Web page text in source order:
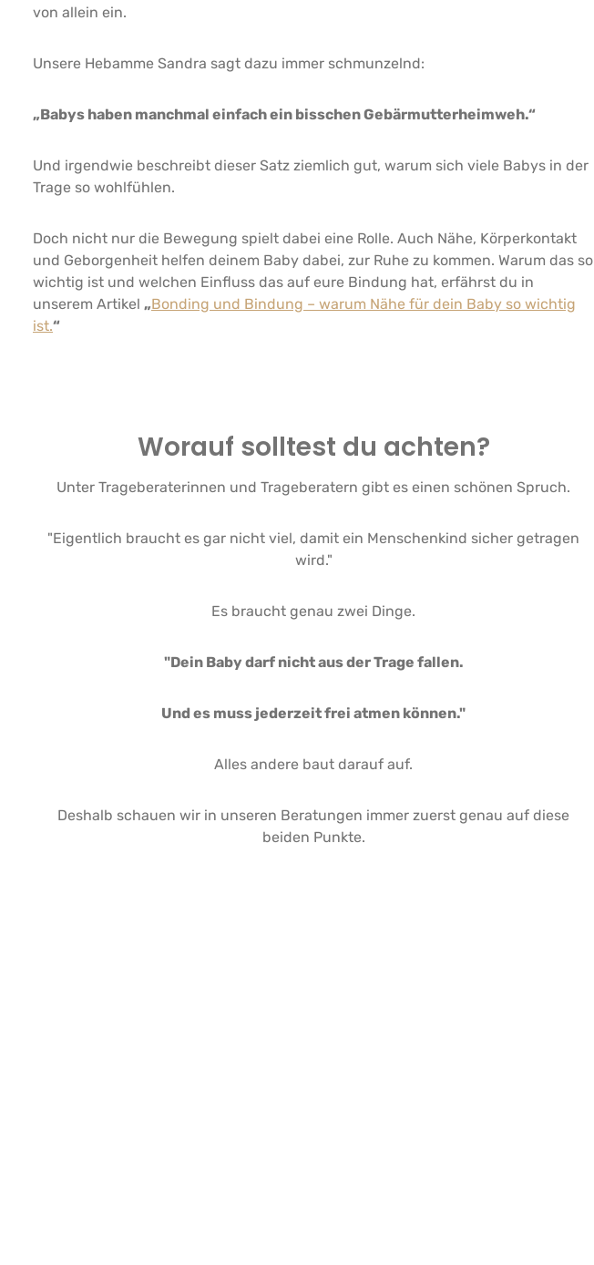
von allein ein.
Unsere Hebamme Sandra sagt dazu immer schmunzelnd:
„Babys haben manchmal einfach ein bisschen Gebärmutterheimweh.“
Und irgendwie beschreibt dieser Satz ziemlich gut, warum sich viele Babys in der
Trage so wohlfühlen.
Doch nicht nur die Bewegung spielt dabei eine Rolle. Auch Nähe, Körperkontakt
und Geborgenheit helfen deinem Baby dabei, zur Ruhe zu kommen. Warum das so
wichtig ist und welchen Einfluss das auf eure Bindung hat, erfährst du in
unserem Artikel „Bonding und Bindung – warum Nähe für dein Baby so wichtig
ist.“
Worauf solltest du achten?
Unter Trageberaterinnen und Trageberatern gibt es einen schönen Spruch.
"Eigentlich braucht es gar nicht viel, damit ein Menschenkind sicher getragen
wird."
Es braucht genau zwei Dinge.
"Dein Baby darf nicht aus der Trage fallen.
Und es muss jederzeit frei atmen können."
Alles andere baut darauf auf.
Deshalb schauen wir in unseren Beratungen immer zuerst genau auf diese
beiden Punkte.